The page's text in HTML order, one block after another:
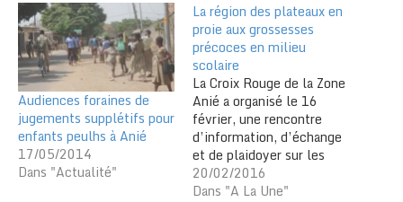
Audiences foraines de
jugements supplétifs pour
enfants peulhs à Anié
17/05/2014
Dans "Actualité"
La région des plateaux en
proie aux grossesses
précoces en milieu
scolaire
La Croix Rouge de la Zone
Anié a organisé le 16
février, une rencontre
d’information, d’échange
et de plaidoyer sur les
grossesses précoces dans
les établissements
20/02/2016
Dans "A La Une"